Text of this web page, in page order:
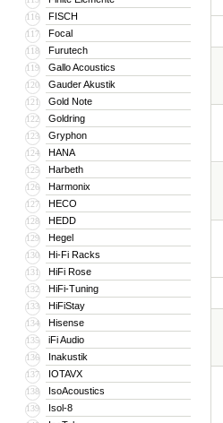
116 FISCH
117 Focal
118 Furutech
119 Gallo Acoustics
120 Gauder Akustik
121 Gold Note
122 Goldring
123 Gryphon
124 HANA
125 Harbeth
126 Harmonix
127 HECO
128 HEDD
129 Hegel
130 Hi-Fi Racks
131 HiFi Rose
132 HiFi-Tuning
133 HiFiStay
134 Hisense
135 iFi Audio
136 Inakustik
137 IOTAVX
138 IsoAcoustics
139 Isol-8